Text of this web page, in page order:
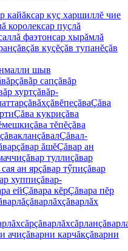
кайăкcap куç харшиллĕ чие
королекcap пуçлă
фаэтонcap хырăмлă
çăвçăв куçĕçăв тупанĕçăв
шыв
çăвăр сапçăвăр
хуртçăвăр-
çăвăхçăвĕпеçăваÇăва
Çăва кукриçăва
çăва тĕпĕçăва
çăвакланçăвалÇăвал-
çăвар ăшĕÇăвар ан
çăвар туллиçăвар
ан ярçăвар тӳпиçăвар
хуппиçăвар-
ейÇăвара кĕрÇăвара пĕр
çăварлăхçăварлăх
çăварлăхсăрлан
ачиçăварни карчăкçăварни